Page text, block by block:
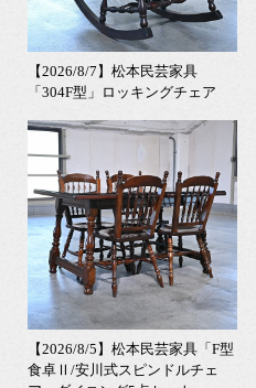
【2026/8/7】松本民芸家具
「304F型」ロッキングチェア
【2026/8/5】松本民芸家具「F型
食卓Ⅱ/安川式スピンドルチェ